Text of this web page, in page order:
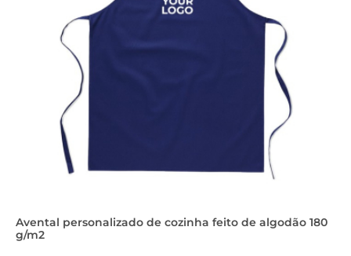
Avental personalizado de cozinha feito de algodão 180
g/m2